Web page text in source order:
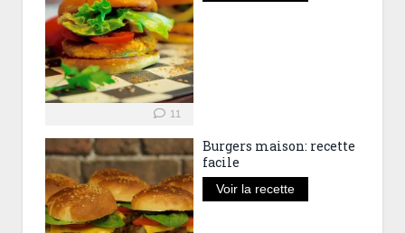
11
Burgers maison: recette
facile
Voir la recette